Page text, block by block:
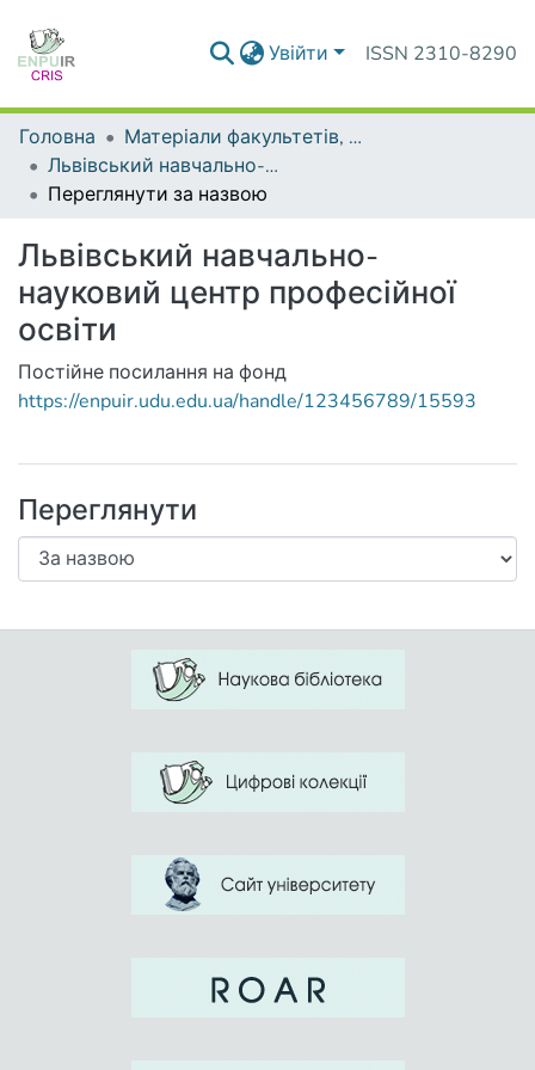
Увійти ISSN 2310-8290
Головна
Матеріали факультетів, інститутів, підрозділів
Львівський навчально-науковий центр професійної освіти
Переглянути за назвою
Львівський навчально-
науковий центр професійної
освіти
Постійне посилання на фонд
https://enpuir.udu.edu.ua/handle/123456789/15593
Переглянути